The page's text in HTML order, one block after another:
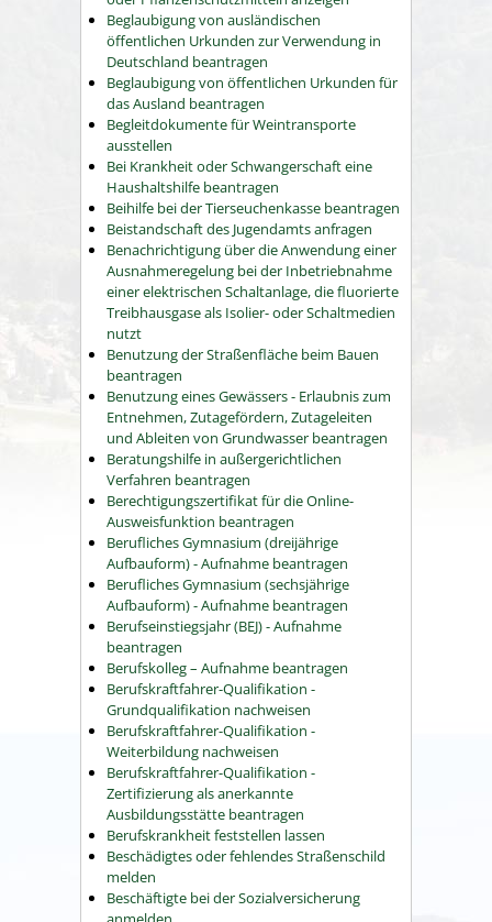
Beglaubigung von ausländischen
öffentlichen Urkunden zur Verwendung in
Deutschland beantragen
Beglaubigung von öffentlichen Urkunden für
das Ausland beantragen
Begleitdokumente für Weintransporte
ausstellen
Bei Krankheit oder Schwangerschaft eine
Haushaltshilfe beantragen
Beihilfe bei der Tierseuchenkasse beantragen
Beistandschaft des Jugendamts anfragen
Benachrichtigung über die Anwendung einer
Ausnahmeregelung bei der Inbetriebnahme
einer elektrischen Schaltanlage, die fluorierte
Treibhausgase als Isolier- oder Schaltmedien
nutzt
Benutzung der Straßenfläche beim Bauen
beantragen
Benutzung eines Gewässers - Erlaubnis zum
Entnehmen, Zutagefördern, Zutageleiten
und Ableiten von Grundwasser beantragen
Beratungshilfe in außergerichtlichen
Verfahren beantragen
Berechtigungszertifikat für die Online-
Ausweisfunktion beantragen
Berufliches Gymnasium (dreijährige
Aufbauform) - Aufnahme beantragen
Berufliches Gymnasium (sechsjährige
Aufbauform) - Aufnahme beantragen
Berufseinstiegsjahr (BEJ) - Aufnahme
beantragen
Berufskolleg – Aufnahme beantragen
Berufskraftfahrer-Qualifikation -
Grundqualifikation nachweisen
Berufskraftfahrer-Qualifikation -
Weiterbildung nachweisen
Berufskraftfahrer-Qualifikation -
Zertifizierung als anerkannte
Ausbildungsstätte beantragen
Berufskrankheit feststellen lassen
Beschädigtes oder fehlendes Straßenschild
melden
Beschäftigte bei der Sozialversicherung